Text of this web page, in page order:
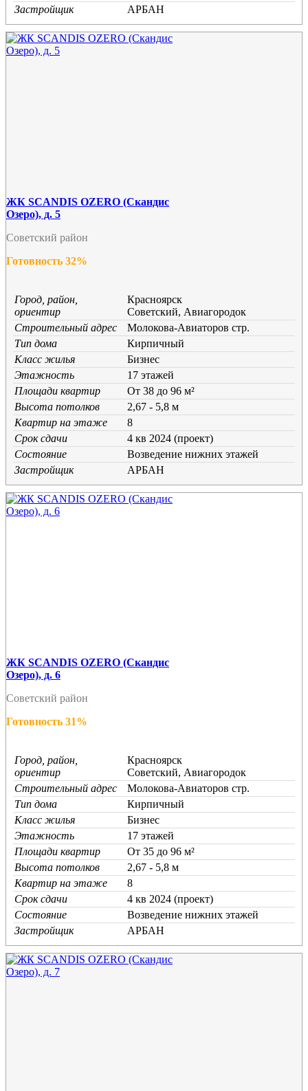
Застройщик
АРБАН
ЖК SCANDIS OZERO (Скандис
Озеро), д. 5
Советский район
Готовность 32%
Город, район,
ориентир
Красноярск
Советский, Авиагородок
Строительный адрес
Молокова-Авиаторов стр.
Тип дома
Кирпичный
Класс жилья
Бизнес
Этажность
17 этажей
Площади квартир
От 38 до 96 м²
Высота потолков
2,67 - 5,8 м
Квартир на этаже
8
Срок сдачи
4 кв 2024 (проект)
Состояние
Возведение нижних этажей
Застройщик
АРБАН
ЖК SCANDIS OZERO (Скандис
Озеро), д. 6
Советский район
Готовность 31%
Город, район,
ориентир
Красноярск
Советский, Авиагородок
Строительный адрес
Молокова-Авиаторов стр.
Тип дома
Кирпичный
Класс жилья
Бизнес
Этажность
17 этажей
Площади квартир
От 35 до 96 м²
Высота потолков
2,67 - 5,8 м
Квартир на этаже
8
Срок сдачи
4 кв 2024 (проект)
Состояние
Возведение нижних этажей
Застройщик
АРБАН